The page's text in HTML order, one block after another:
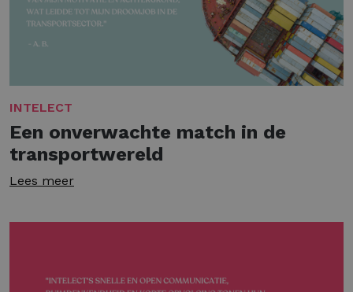
INTELECT
Een onverwachte match in de
transportwereld
Lees meer